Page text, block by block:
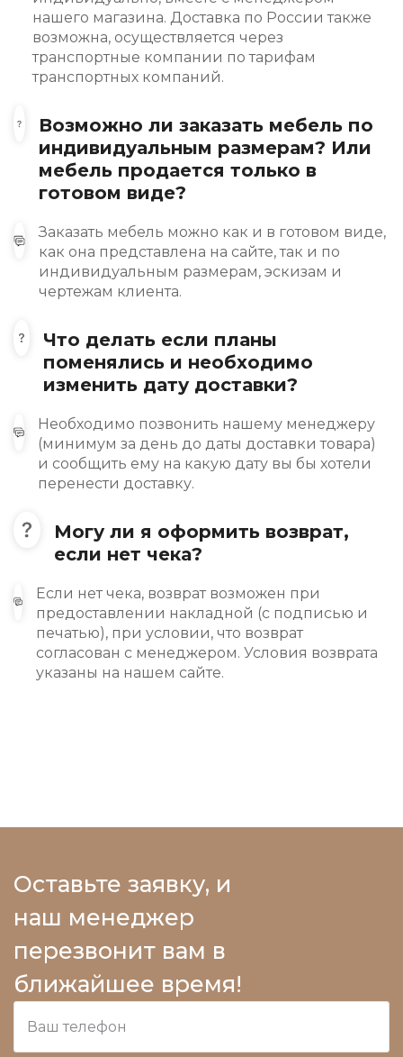
нашего магазина. Доставка по России также
возможна, осуществляется через
транспортные компании по тарифам
транспортных компаний.
Возможно ли заказать мебель по
индивидуальным размерам? Или
мебель продается только в
готовом виде?
Заказать мебель можно как и в готовом виде,
как она представлена на сайте, так и по
индивидуальным размерам, эскизам и
чертежам клиента.
Что делать если планы
поменялись и необходимо
изменить дату доставки?
Необходимо позвонить нашему менеджеру
(минимум за день до даты доставки товара)
и сообщить ему на какую дату вы бы хотели
перенести доставку.
Могу ли я оформить возврат,
если нет чека?
Если нет чека, возврат возможен при
предоставлении накладной (с подписью и
печатью), при условии, что возврат
согласован с менеджером. Условия возврата
указаны на нашем сайте.
Оставьте заявку, и
наш менеджер
перезвонит вам в
ближайшее время!